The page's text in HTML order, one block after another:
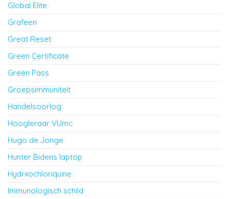
Global Elite
Grafeen
Great Reset
Green Certificate
Green Pass
Groepsimmuniteit
Handelsoorlog
Hoogleraar VUmc
Hugo de Jonge
Hunter Bidens laptop
Hydrxochloriquine
Immunologisch schild